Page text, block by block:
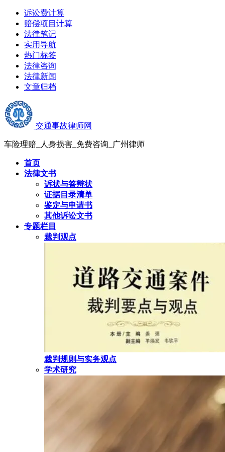
诉讼费计算
赔偿项目计算
法律笔记
实用导航
热门标签
法律咨询
法律新闻
文章归档
交通事故律师网
车险理赔_人身损害_免费咨询_广州律师
首页
法律文书
诉状与答辩状
证据目录清单
鉴定与申请书
其他诉讼文书
专题栏目
裁判观点
裁判规则与实务观点
学术研究